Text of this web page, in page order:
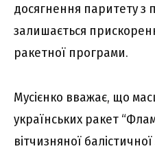
досягнення паритету
залишається
ракетної програми.
Мусієнко вважає, що
українських ракет
вітчизняної